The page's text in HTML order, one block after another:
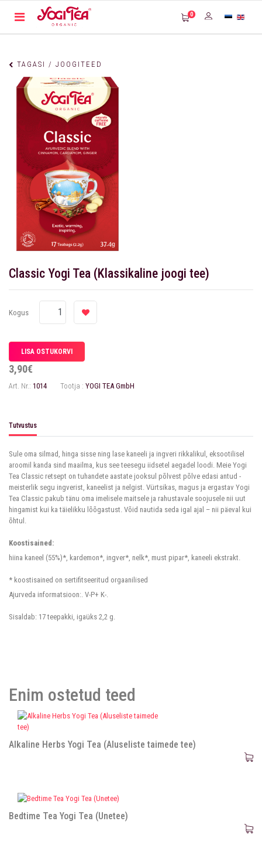
0
TAGASI / JOOGITEED
Classic Yogi Tea (Klassikaline joogi tee)
Kogus
3,90€
Art. Nr.: 1014 Tootja : YOGI TEA GmbH
Tutvustus
Sule oma silmad, hinga sisse ning lase kaneeli ja ingveri rikkalikul, eksootilisel
aroomil kanda sind maailma, kus see teesegu iidsetel aegadel loodi. Meie Yogi
Tea Classic retsept on tuhandete aastate jooksul põlvest põlve edasi antud -
meisterlik segu ingverist, kaneelist ja nelgist. Vürtsikas, magus ja ergastav Yogi
Tea Classic pakub tänu oma imelisele maitsele ja rahustavale soojusele nii uut
hingamist kui ka täielikku lõõgastust. Võid nautida seda igal ajal – nii päeval kui
õhtul.
Koostisained:
hiina kaneel (55%)*, kardemon*, ingver*, nelk*, must pipar*, kaneeli ekstrakt.
* koostisained on sertifitseeritud orgaanilised
Ajurveda informatsioon:. V-P+ K-.
Sisaldab: 17 teepakki, igaüks 2,2 g.
Enim ostetud teed
Alkaline Herbs Yogi Tea (Aluseliste taimede tee)
Bedtime Tea Yogi Tea (Unetee)